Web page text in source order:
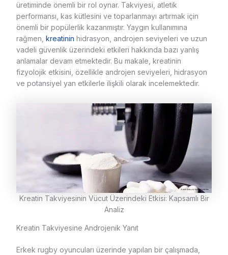
üretiminde önemli bir rol oynar. Takviyesi, atletik
performansı, kas kütlesini ve toparlanmayı artırmak için
önemli bir popülerlik kazanmıştır. Yaygın kullanımına
rağmen, kreatinin hidrasyon, androjen seviyeleri ve uzun
vadeli güvenlik üzerindeki etkileri hakkında bazı yanlış
anlamalar devam etmektedir. Bu makale, kreatinin
fizyolojik etkisini, özellikle androjen seviyeleri, hidrasyon
ve potansiyel yan etkilerle ilişkili olarak incelemektedir.
Kreatin Takviyesinin Vücut Üzerindeki Etkisi: Kapsamlı Bir
Analiz
Kreatin Takviyesine Androjenik Yanıt
Erkek rugby oyuncuları üzerinde yapılan bir çalışmada,